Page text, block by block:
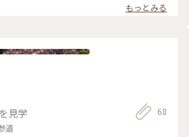
もっとみる
見学
道
68